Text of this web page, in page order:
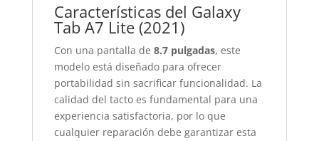
Características del Galaxy
Tab A7 Lite (2021)
Con una pantalla de 8.7 pulgadas, este
modelo está diseñado para ofrecer
portabilidad sin sacrificar funcionalidad. La
calidad del tacto es fundamental para una
experiencia satisfactoria, por lo que
cualquier reparación debe garantizar esta